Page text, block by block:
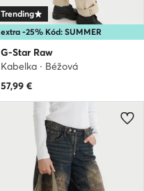
extra -25% Kód: SUMMER
Trending
G-Star Raw
Kabelka · Béžová
57,99 €